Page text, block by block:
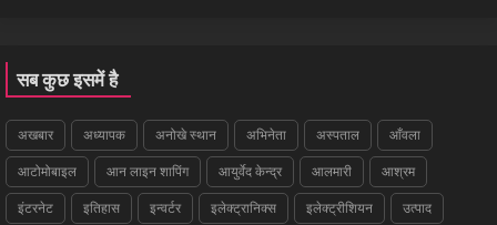
सब कुछ इसमें है
अखबार अध्यापक अनोखे स्थान अभिनेता अस्पताल आँवला
आटोमोबाइल आन लाइन शापिंग आयुर्वेद केन्द्र आलमारी आश्रम
इंटरनेट इतिहास इन्वर्टर इलेक्ट्रानिक्स इलेक्ट्रीशियन उत्पाद